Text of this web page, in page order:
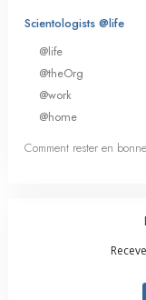
Scientologists @life
@life
@theOrg
@work
@home
Comment rester en